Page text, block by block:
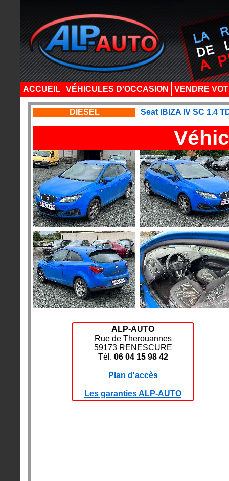
ACCUEIL VÉHICULES D'OCCASION VENDRE
DIESEL Seat IBIZA IV SC 1.4
ALP-AUTO
Rue de Therouannes
59173 RENESCURE
Tél. 06 04 15 98 42
Plan d'accès
Les garanties ALP-AUTO